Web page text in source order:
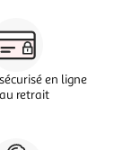
en ligne
retrait